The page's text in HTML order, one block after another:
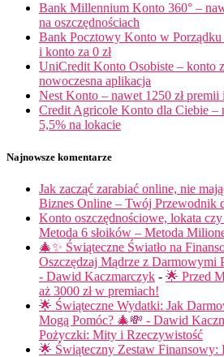
Bank Millennium Konto 360° –
na oszczędnościach
Bank Pocztowy Konto w Porządku
i konto za 0 zł
UniCredit Konto Osobiste – konto
nowoczesna aplikacja
Nest Konto – nawet 1250 zł premii
Credit Agricole Konto dla Ciebie –
5,5% na lokacie
Najnowsze komentarze
Jak zacząć zarabiać online, nie
Biznes Online – Twój Przewodnik
Konto oszczędnościowe, lokata
Metoda 6 słoików – Metoda
🎄✨ Świąteczne Światło na
Oszczędzaj Mądrze z Darmowymi
- Dawid Kaczmarczyk - 🌟 Przed
aż 3000 zł w premiach!
🌟 Świąteczne Wydatki: Jak
Mogą Pomóc? 🎄💸 - Dawid
Pożyczki: Mity i Rzeczywistość
🌟 Świąteczny Zestaw Finansowy: